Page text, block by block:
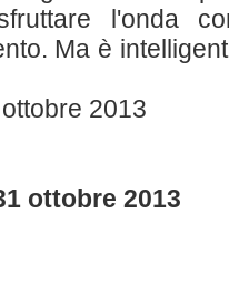
l'onda
Ma è
2013
ottobre 2013